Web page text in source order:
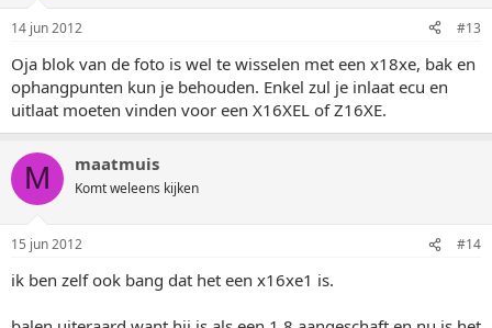
14 jun 2012 #13
Oja blok van de foto is wel te wisselen met een x18xe, bak en
ophangpunten kun je behouden. Enkel zul je inlaat ecu en
uitlaat moeten vinden voor een X16XEL of Z16XE.
M maatmuis
Komt weleens kijken
15 jun 2012 #14
ik ben zelf ook bang dat het een x16xe1 is.